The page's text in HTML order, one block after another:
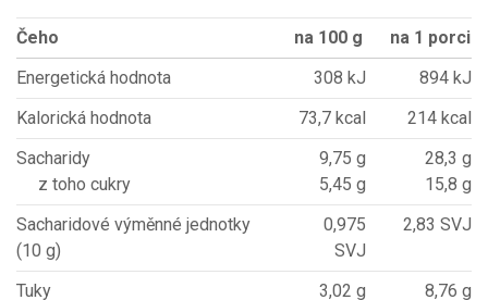
Čeho na 100 g
na 1 porci
Energetická hodnota
308 kJ
894 kJ
Kalorická hodnota
73,7 kcal
214 kcal
Sacharidy
z toho cukry
9,75 g
5,45 g
28,3 g
15,8 g
Sacharidové výměnné jednotky
(10 g)
0,975
SVJ
2,83 SVJ
Tuky
3,02 g
8,76 g